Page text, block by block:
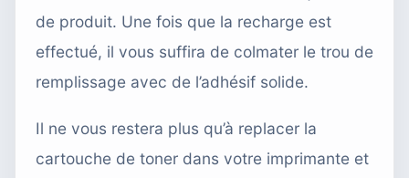
de produit. Une fois que la recharge est
effectué, il vous suffira de colmater le trou de
remplissage avec de l’adhésif solide.
Il ne vous restera plus qu’à replacer la
cartouche de toner dans votre imprimante et